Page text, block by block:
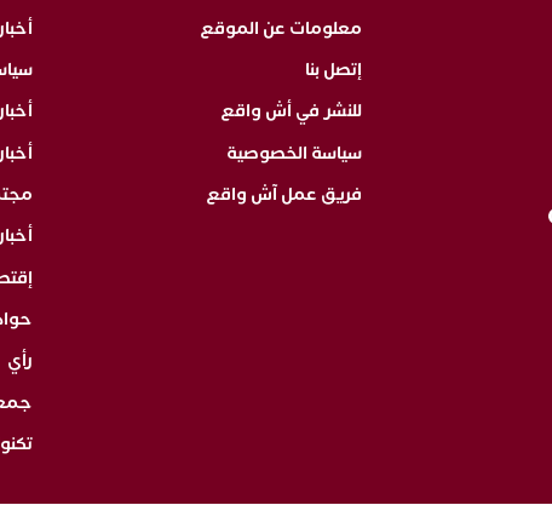
معلومات عن الموقع
إتصل بنا
للنشر في أش واقع
سياسة الخصوصية
فريق عمل آش واقع
رأي